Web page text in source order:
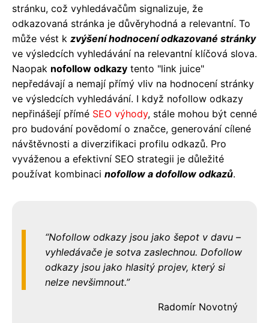
stránku, což vyhledávačům signalizuje, že
odkazovaná stránka je důvěryhodná a relevantní. To
může vést k zvýšení hodnocení odkazované stránky
ve výsledcích vyhledávání na relevantní klíčová slova.
Naopak nofollow odkazy tento "link juice"
nepředávají a nemají přímý vliv na hodnocení stránky
ve výsledcích vyhledávání. I když nofollow odkazy
nepřinášejí přímé SEO výhody, stále mohou být cenné
pro budování povědomí o značce, generování cílené
návštěvnosti a diverzifikaci profilu odkazů. Pro
vyváženou a efektivní SEO strategii je důležité
používat kombinaci nofollow a dofollow odkazů.
Nofollow odkazy jsou jako šepot v davu –
vyhledávače je sotva zaslechnou. Dofollow
odkazy jsou jako hlasitý projev, který si
nelze nevšimnout.
Radomír Novotný